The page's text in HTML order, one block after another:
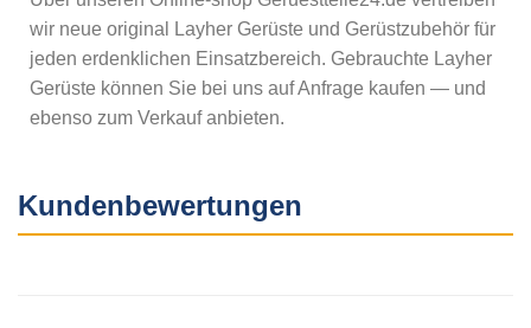
wir neue original Layher Gerüste und Gerüstzubehör für
jeden erdenklichen Einsatzbereich. Gebrauchte Layher
Gerüste können Sie bei uns auf Anfrage kaufen — und
ebenso zum Verkauf anbieten.
Kundenbewertungen